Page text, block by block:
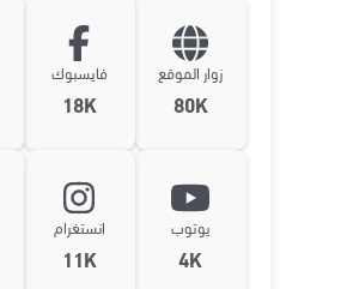
زوار الموقع
80K
فايسبوك
18K
يوتوب
4K
انستغرام
11K